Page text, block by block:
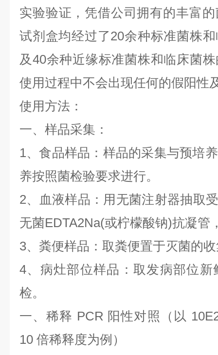
实验验证，凭借公司拥有的丰富
试剂盒均经过了20余种标准菌株
及 40余种近缘标准菌株和临床菌
使用过程中不会出现任何的假阳性
使用方法：
一、样品采集：
1、食品样品：样品的采集与预培
养按照菌检验要求进行。
2、血液样品：用无菌注射器抽取
无菌EDTA2Na(或柠檬酸钠)抗凝管
3、粪便样品：取粪便置于灭菌的
4、病灶部位样品：取发病部位
检。
一、稀释 PCR 阳性对照（以
10 倍稀释度为例）